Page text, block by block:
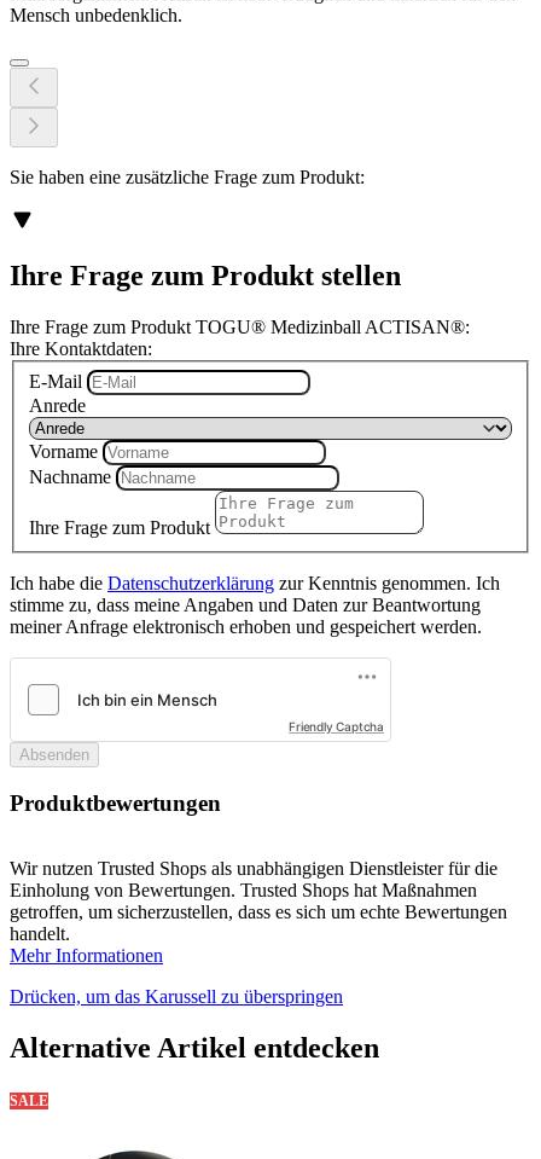
Mensch unbedenklich.
Sie haben eine zusätzliche Frage zum Produkt:
Ihre Frage zum Produkt stellen
Ihre Frage zum Produkt TOGU® Medizinball ACTISAN®:
Ihre Kontaktdaten:
E-Mail
Anrede
Vorname
Nachname
Ihre Frage zum Produkt
Ich habe die Datenschutzerklärung zur Kenntnis genommen. Ich
stimme zu, dass meine Angaben und Daten zur Beantwortung
meiner Anfrage elektronisch erhoben und gespeichert werden.
Friendly Captcha
Absenden
Produktbewertungen
Wir nutzen Trusted Shops als unabhängigen Dienstleister für die
Einholung von Bewertungen. Trusted Shops hat Maßnahmen
getroffen, um sicherzustellen, dass es sich um echte Bewertungen
handelt.
Mehr Informationen
Drücken, um das Karussell zu überspringen
Alternative Artikel entdecken
SALE